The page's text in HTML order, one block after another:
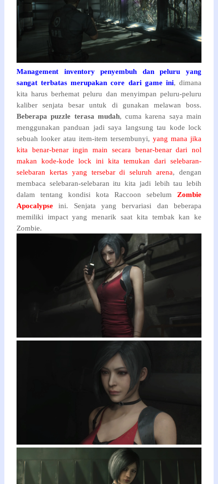
Management inventory penyembuh dan peluru yang
sangat terbatas merupakan core dari game ini, dimana
kita harus berhemat peluru dan menyimpan peluru-peluru
kaliber senjata besar untuk di gunakan melawan boss.
Beberapa puzzle terasa mudah, cuma karena saya main
menggunakan panduan jadi saya langsung tau kode lock
sebuah looker atau item-item tersembunyi,yang mana jika
kita benar-benar ingin main secara benar-benar dari nol
makan kode-kode lock ini kita temukan dari selebaran-
selebaran kertas yang tersebar di seluruh arena, dengan
membaca selebaran-selebaran itu kita jadi lebih tau lebih
dalam tentang kondisi kota Raccoon sebelum Zombie
Apocalypseini. Senjata yang bervariasi dan beberapa
memiliki impact yang menarik saat kita tembak kan ke
Zombie.